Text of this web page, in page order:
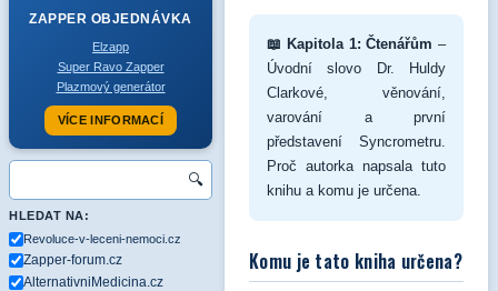
ZAPPER OBJEDNÁVKA
Elzapp
Super Ravo Zapper
Plazmový generátor
VÍCE INFORMACÍ
🔍
HLEDAT NA:
Revoluce-v-leceni-nemoci.cz
Zapper-forum.cz
AlternativniMedicina.cz
📖 Kapitola 1: Čtenářům –
Úvodní slovo Dr. Huldy
Clarkové, věnování,
varování a první
představení Syncrometru.
Proč autorka napsala tuto
knihu a komu je určena.
Komu je tato kniha určena?